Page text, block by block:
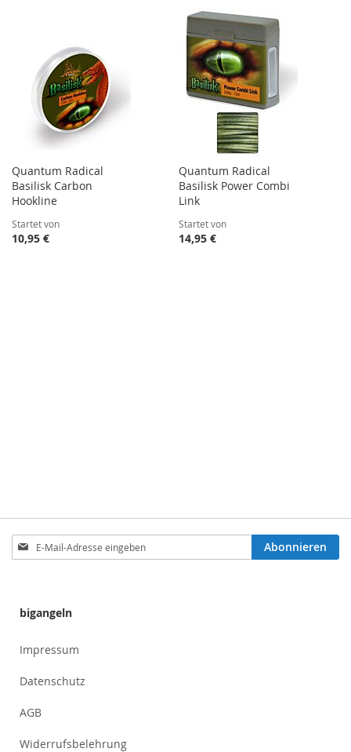
Quantum Radical
Basilisk Carbon
Hookline
Startet von
10,95 €
Quantum Radical
Basilisk Power Combi
Link
Startet von
14,95 €
Anmeldung
zum
Abonnieren
bigangeln
Impressum
Datenschutz
AGB
Widerrufsbelehrung